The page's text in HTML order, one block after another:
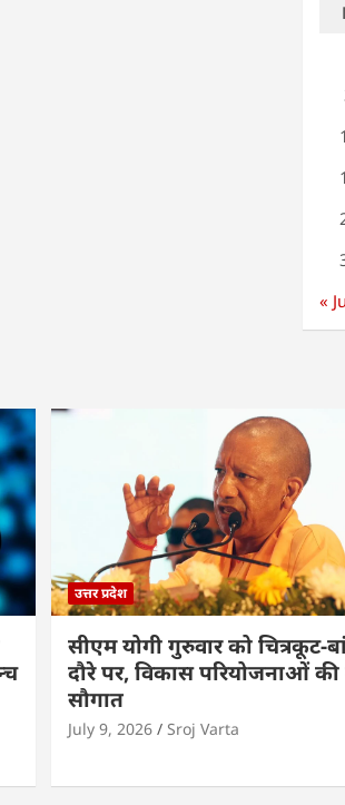
«
उत्तर प्रदेश
सीएम योगी गुरुवार को चित्रकूट-
दौरे पर, विकास परियोजनाओं
सौगात
July 9, 2026 Sroj Varta